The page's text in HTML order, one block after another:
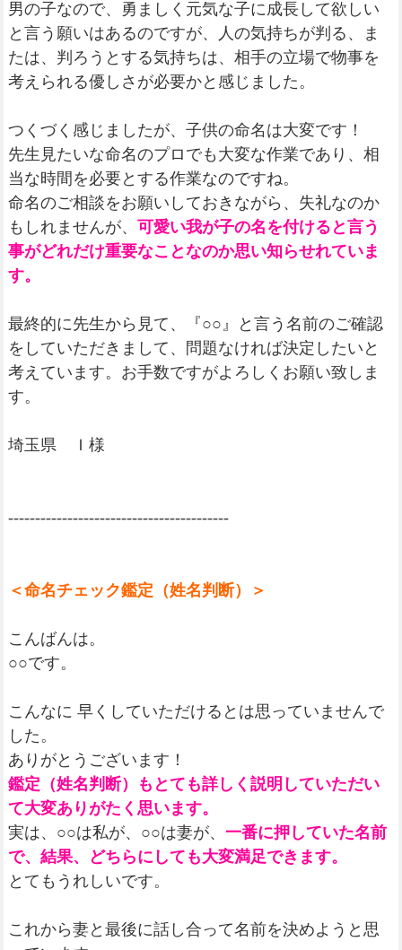
男の子なので、勇ましく元気な子に成長して欲しい
と言う願いはあるのですが、人の気持ちが判る、ま
たは、判ろうとする気持ちは、相手の立場で物事を
考えられる優しさが必要かと感じました。
つくづく感じましたが、子供の命名は大変です！
先生見たいな命名のプロでも大変な作業であり、相
当な時間を必要とする作業なのですね。
命名のご相談をお願いしておきながら、失礼なのか
もしれませんが、 可愛い我が子の名を付けると言う
事がどれだけ重要なことなのか思い知らせれていま
す。
最終的に先生から見て、『○○』と言う名前のご確認
をしていただきまして、問題なければ決定したいと
考えています。お手数ですがよろしくお願い致しま
す。
埼玉県 Ｉ様
-----------------------------------------
＜命名チェック鑑定（姓名判断）＞
こんばんは。
○○です。
こんなに 早くしていただけるとは思っていませんで
した。
ありがとうございます！
鑑定（姓名判断）もとても詳しく説明していただい
て大変ありがたく思います。
実は、○○は私が、○○は妻が、 一番に押していた名前
で、結果、どちらにしても大変満足できます。
とてもうれしいです。
これから妻と最後に話し合って名前を決めようと思